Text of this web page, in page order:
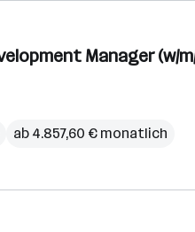
Manager (w/
ab 4.857,60 € monatlich